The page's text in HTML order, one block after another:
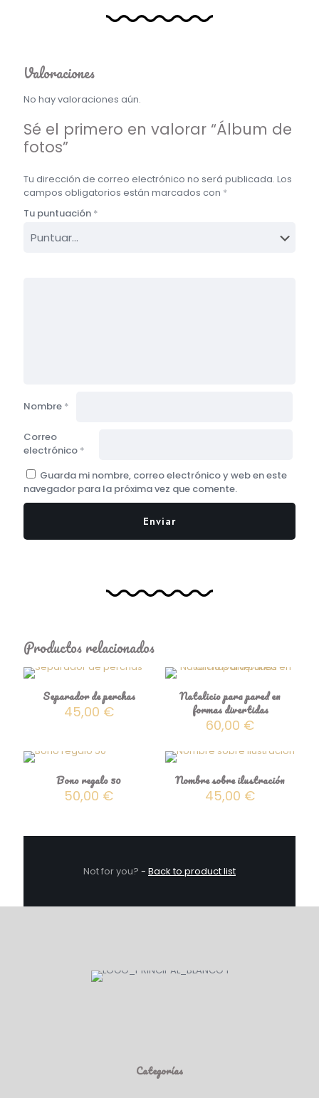
Valoraciones
No hay valoraciones aún.
Sé el primero en valorar “Álbum de
fotos”
Tu dirección de correo electrónico no será publicada. Los
campos obligatorios están marcados con *
Tu puntuación *
Nombre *
Correo
electrónico *
Guarda mi nombre, correo electrónico y web en este
navegador para la próxima vez que comente.
Productos relacionados
Separador de perchas
45,00 €
Natalicio para pared en
formas divertidas
60,00 €
Bono regalo 50
50,00 €
Nombre sobre ilustración
45,00 €
Not for you? - Back to product list
Categorías